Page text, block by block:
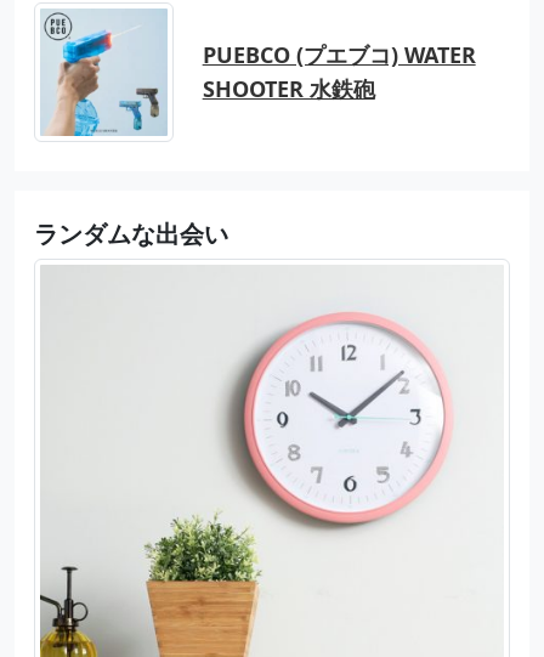
PUEBCO (プエブコ) WATER
SHOOTER 水鉄砲
ランダムな出会い